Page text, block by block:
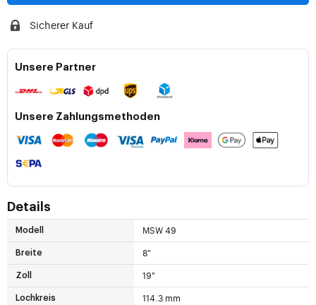
Sicherer Kauf
Unsere Partner
Unsere Zahlungsmethoden
Details
Modell MSW 49
Breite 8"
Zoll 19"
Lochkreis 114.3 mm